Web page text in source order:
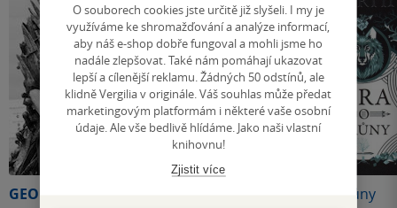
GEORGE R. R. MARTIN Hra o trůny
O souborech cookies jste určitě již slyšeli. I my je
využíváme ke shromažďování a analýze informací,
aby náš e-shop dobře fungoval a mohli jsme ho
nadále zlepšovat. Také nám pomáhají ukazovat
lepší a cílenější reklamu. Žádných 50 odstínů, ale
klidně Vergilia v originále. Váš souhlas může předat
marketingovým platformám i některé vaše osobní
údaje. Ale vše bedlivě hlídáme. Jako naši vlastní
knihovnu!
Zjistit více